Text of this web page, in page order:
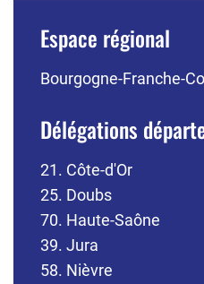
Espace régional
Bourgogne-Franche-
Délégations
21. Côte-d'Or
25. Doubs
70. Haute-Saône
39. Jura
58. Nièvre